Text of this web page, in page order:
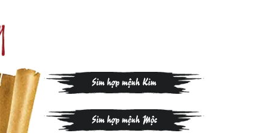
Sim hợp mệnh Kim
Sim hợp mệnh Mộc